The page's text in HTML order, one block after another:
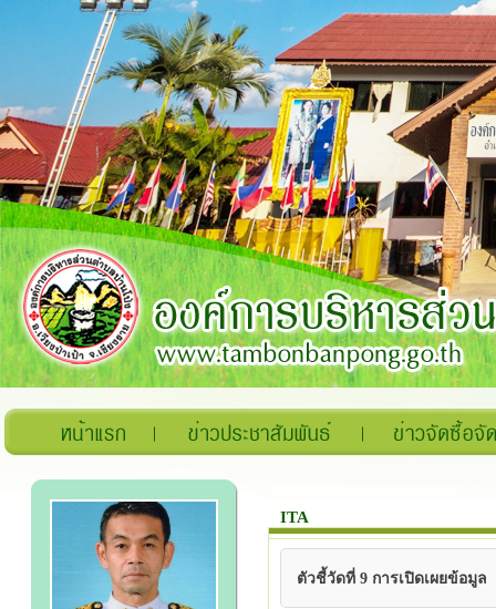
ITA
ตัวชี้วัดที่ 9 การเปิดเผยข้อมูล